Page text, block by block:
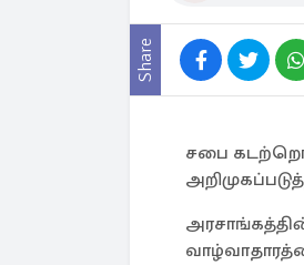
Share
சபை